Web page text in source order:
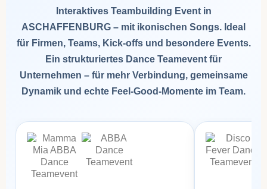
Interaktives Teambuilding Event in
ASCHAFFENBURG – mit ikonischen Songs. Ideal
für Firmen, Teams, Kick-offs und besondere Events.
Ein strukturiertes Dance Teamevent für
Unternehmen – für mehr Verbindung, gemeinsame
Dynamik und echte Feel-Good-Momente im Team.